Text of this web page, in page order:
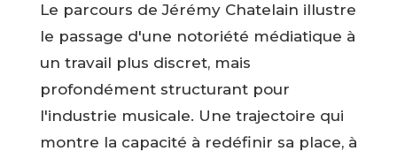
Le parcours de Jérémy Chatelain illustre
le passage d'une notoriété médiatique à
un travail plus discret, mais
profondément structurant pour
l'industrie musicale. Une trajectoire qui
montre la capacité à redéfinir sa place, à